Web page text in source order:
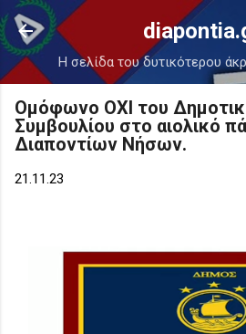
Μετάβαση στο κύριο
Η σελίδα του δυτικότερου
Ομόφωνο ΟΧΙ του
Συμβουλίου στο αιολικό
Διαποντίων Νήσων.
21.11.23